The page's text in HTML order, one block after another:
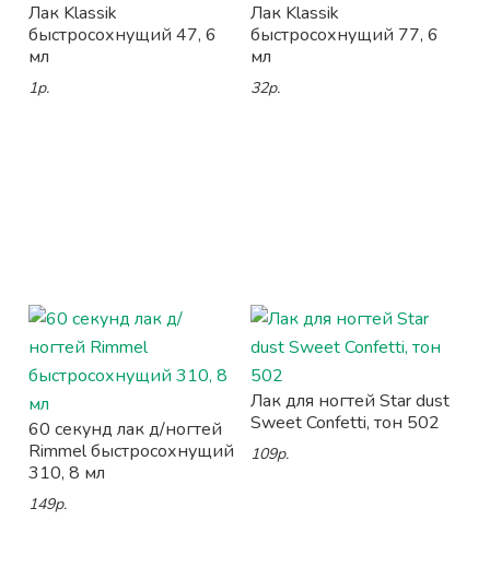
Лак Klassik
быстросохнущий 47, 6
мл
1р.
Лак Klassik
быстросохнущий 77, 6
мл
32р.
60 секунд лак д/ногтей
Rimmel быстросохнущий
310, 8 мл
149р.
Лак для ногтей Star dust
Sweet Confetti, тон 502
109р.